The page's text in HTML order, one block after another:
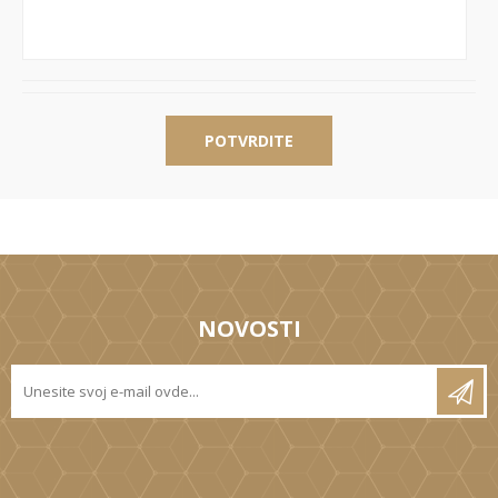
POTVRDITE
NOVOSTI